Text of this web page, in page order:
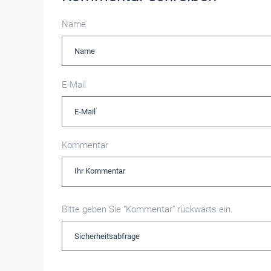
Name
E-Mail
Kommentar
Bitte geben Sie "Kommentar" rückwärts ein.